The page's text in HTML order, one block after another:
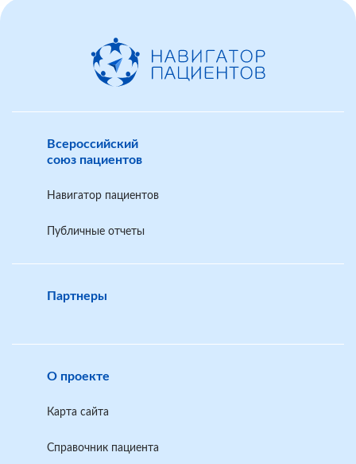
Всероссийский
союз пациентов
Навигатор пациентов
Публичные отчеты
Партнеры
О проекте
Карта сайта
Справочник пациента